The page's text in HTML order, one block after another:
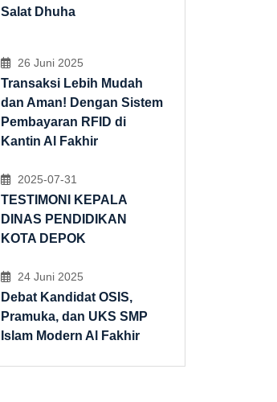
Salat Dhuha
26 Juni 2025
Transaksi Lebih Mudah
dan Aman! Dengan Sistem
Pembayaran RFID di
Kantin Al Fakhir
2025-07-31
TESTIMONI KEPALA
DINAS PENDIDIKAN
KOTA DEPOK
24 Juni 2025
Debat Kandidat OSIS,
Pramuka, dan UKS SMP
Islam Modern Al Fakhir